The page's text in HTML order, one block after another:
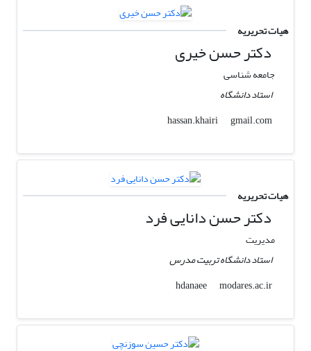
هیات تحریریه
دکتر حسن خیری
جامعه شناسی
استاد دانشگاه
hassan.khairi
gmail.com
هیات تحریریه
دکتر حسن دانایی فرد
مدیریت
استاد دانشگاه تربیت مدرس
hdanaee
modares.ac.ir